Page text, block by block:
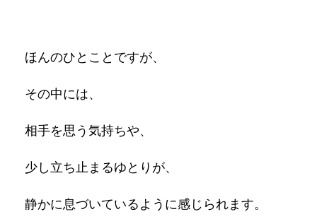
ほんのひとことですが、
その中には、
相手を思う気持ちや、
少し立ち止まるゆとりが、
静かに息づいているように感じられます。